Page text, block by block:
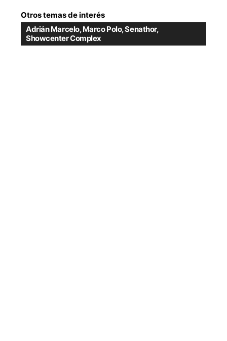
Otros temas de interés
Adrián Marcelo,Marco Polo,Senathor,
Showcenter Complex